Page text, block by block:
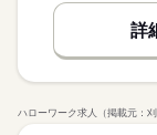
詳
ハローワーク求人（掲載元：刈